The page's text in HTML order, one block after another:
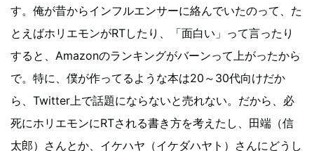
す。俺が昔からインフルエンサーに絡んでいたのって、た
とえばホリエモンがRTしたり、「面白い」って言ったり
すると、Amazonのランキングがバーンって上がったから
で。特に、僕が作ってるような本は20～30代向けだか
ら、Twitter上で話題にならないと売れない。だから、必
死にホリエモンにRTされる書き方を考えたし、田端（信
太郎）さんとか、イケハヤ（イケダハヤト）さんにどうし